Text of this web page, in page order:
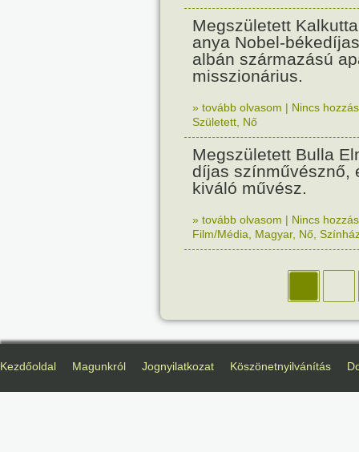
Megszületett
anya Nobel-
albán származású
misszionárius.
» tovább olvasom | Nincs
Született Nő
Megszületett Bulla
díjas színművésznő,
kiváló művész.
» tovább olvasom | Nincs
Film/Média
Magyar, Nő
Kezdőoldal Magunkról Jognyilatkozat Köszönetnyilvánítás